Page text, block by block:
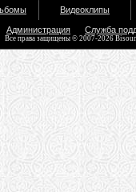
Видеоклипы
Администрация Служба
Все права защищены © 2007-2026